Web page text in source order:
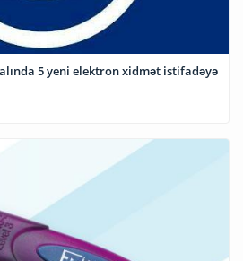
5 yeni elektron xidmət istifadəyə